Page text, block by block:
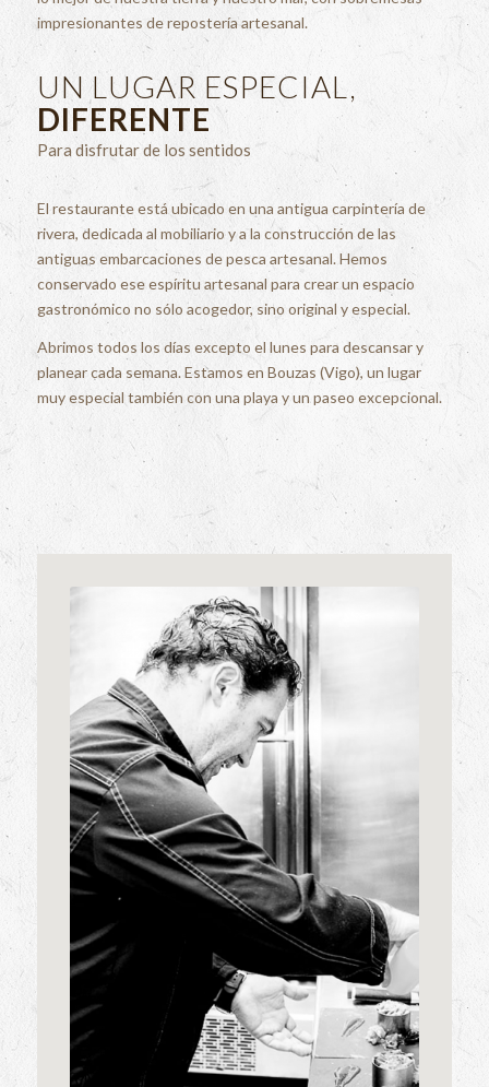
impresionantes de repostería artesanal.
UN LUGAR ESPECIAL,
DIFERENTE
Para disfrutar de los sentidos
El restaurante está ubicado en una antigua carpintería de
rivera, dedicada al mobiliario y a la construcción de las
antiguas embarcaciones de pesca artesanal. Hemos
conservado ese espíritu artesanal para crear un espacio
gastronómico no sólo acogedor, sino original y especial.
Abrimos todos los días excepto el lunes para descansar y
planear cada semana. Estamos en Bouzas (Vigo), un lugar
muy especial también con una playa y un paseo excepcional.